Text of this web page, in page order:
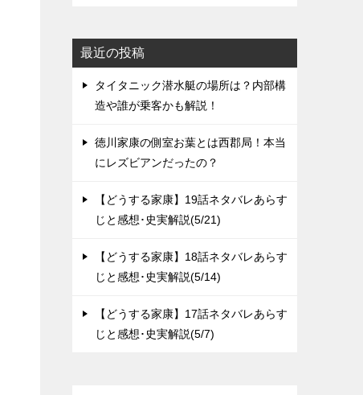
最近の投稿
タイタニック潜水艇の場所は？内部構
造や誰が乗客かも解説！
徳川家康の側室お葉とは西郡局！本当
にレズビアンだったの？
【どうする家康】19話ネタバレあらす
じと感想･史実解説(5/21)
【どうする家康】18話ネタバレあらす
じと感想･史実解説(5/14)
【どうする家康】17話ネタバレあらす
じと感想･史実解説(5/7)